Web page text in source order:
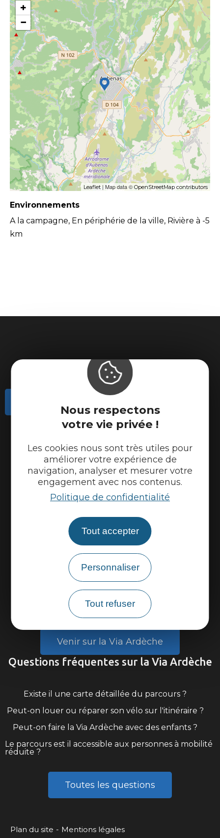
Nous respectons
votre vie privée !
Les cookies nous sont très utiles pour
améliorer votre expérience de
navigation, analyser et mesurer votre
engagement avec nos contenus.
Politique de confidentialité
Tout accepter
Personnaliser
Tout refuser
+
−
Leaflet | Map data © OpenStreetMap contributors
Environnements
A la campagne, En périphérie de la ville, Rivière à -5
km
Actualités
Marque Accueil Vélo
Espace presse
Venir sur la Via Ardèche
Questions fréquentes sur la Via Ardèche
Existe il une carte détaillée du parcours ?
Peut-on louer ou réparer son vélo sur l'itinéraire ?
Peut-on faire la Via Ardèche avec des enfants ?
Le parcours est il accessible aux personnes à mobilité
réduite ?
Toutes les questions
Plan du site Mentions légales